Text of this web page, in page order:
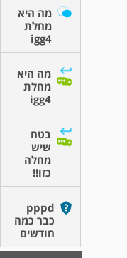
מה היא
מחלת
igg4
מה היא
מחלת
igg4
בטח
שיש
מחלה
כזו!!
pppd
כבר כמה
חודשים